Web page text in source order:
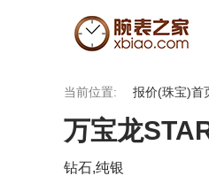
当前位置: 报价(珠宝)首
万宝龙
钻石,纯银